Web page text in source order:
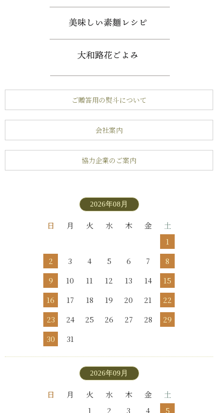
ご贈答用の熨斗について
会社案内
協力企業のご案内
2026年08月
日 月 火 水 木 金
土
1
2
3 4 5 6 7
8
9
10 11 12 13 14
15
16
17 18 19 20 21
22
23
24 25 26 27 28
29
30
31
2026年09月
日 月 火 水 木 金
土
1
2 3 4 5